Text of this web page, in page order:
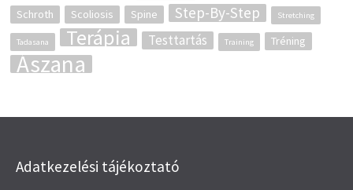
Schroth Scoliosis Spine Step-By-Step Stretching
Tadasana Terápia Testtartás Training Tréning
Ászana
Adatkezelési tájékoztató